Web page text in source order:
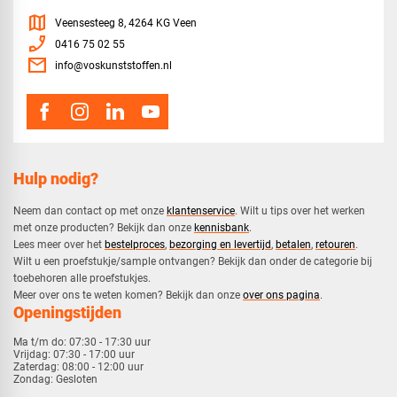
Hulp nodig?
Neem dan contact op met onze klantenservice. Wilt u tips over het werken
met onze producten? Bekijk dan onze kennisbank.
​Lees meer over het bestelproces, bezorging en levertijd, betalen, retouren.​
​Wilt u een proefstukje/sample ontvangen? Bekijk dan onder de categorie bij
toebehoren alle proefstukjes.
​​Meer over ons te weten komen? Bekijk dan onze over ons pagina.
Openingstijden
Ma t/m do: 07:30 - 17:30 uur
Vrijdag: 07:30 - 17:00 uur
Zaterdag: 08:00 - 12:00 uur
Zondag: Gesloten
map Veensesteeg 8, 4264 KG Veen
phone_enabled 0416 75 02 55
mail info@voskunststoffen.nl